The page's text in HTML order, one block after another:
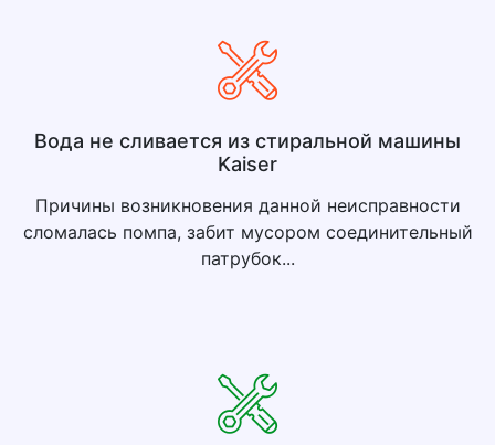
Вода не сливается из стиральной машины
Kaiser
Причины возникновения данной неисправности
сломалась помпа, забит мусором соединительный
патрубок...